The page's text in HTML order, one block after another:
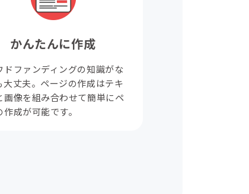
かんたんに作成
ドファンディングの知識がな
大丈夫。ページの作成はテキ
画像を組み合わせて簡単にペ
作成が可能です。